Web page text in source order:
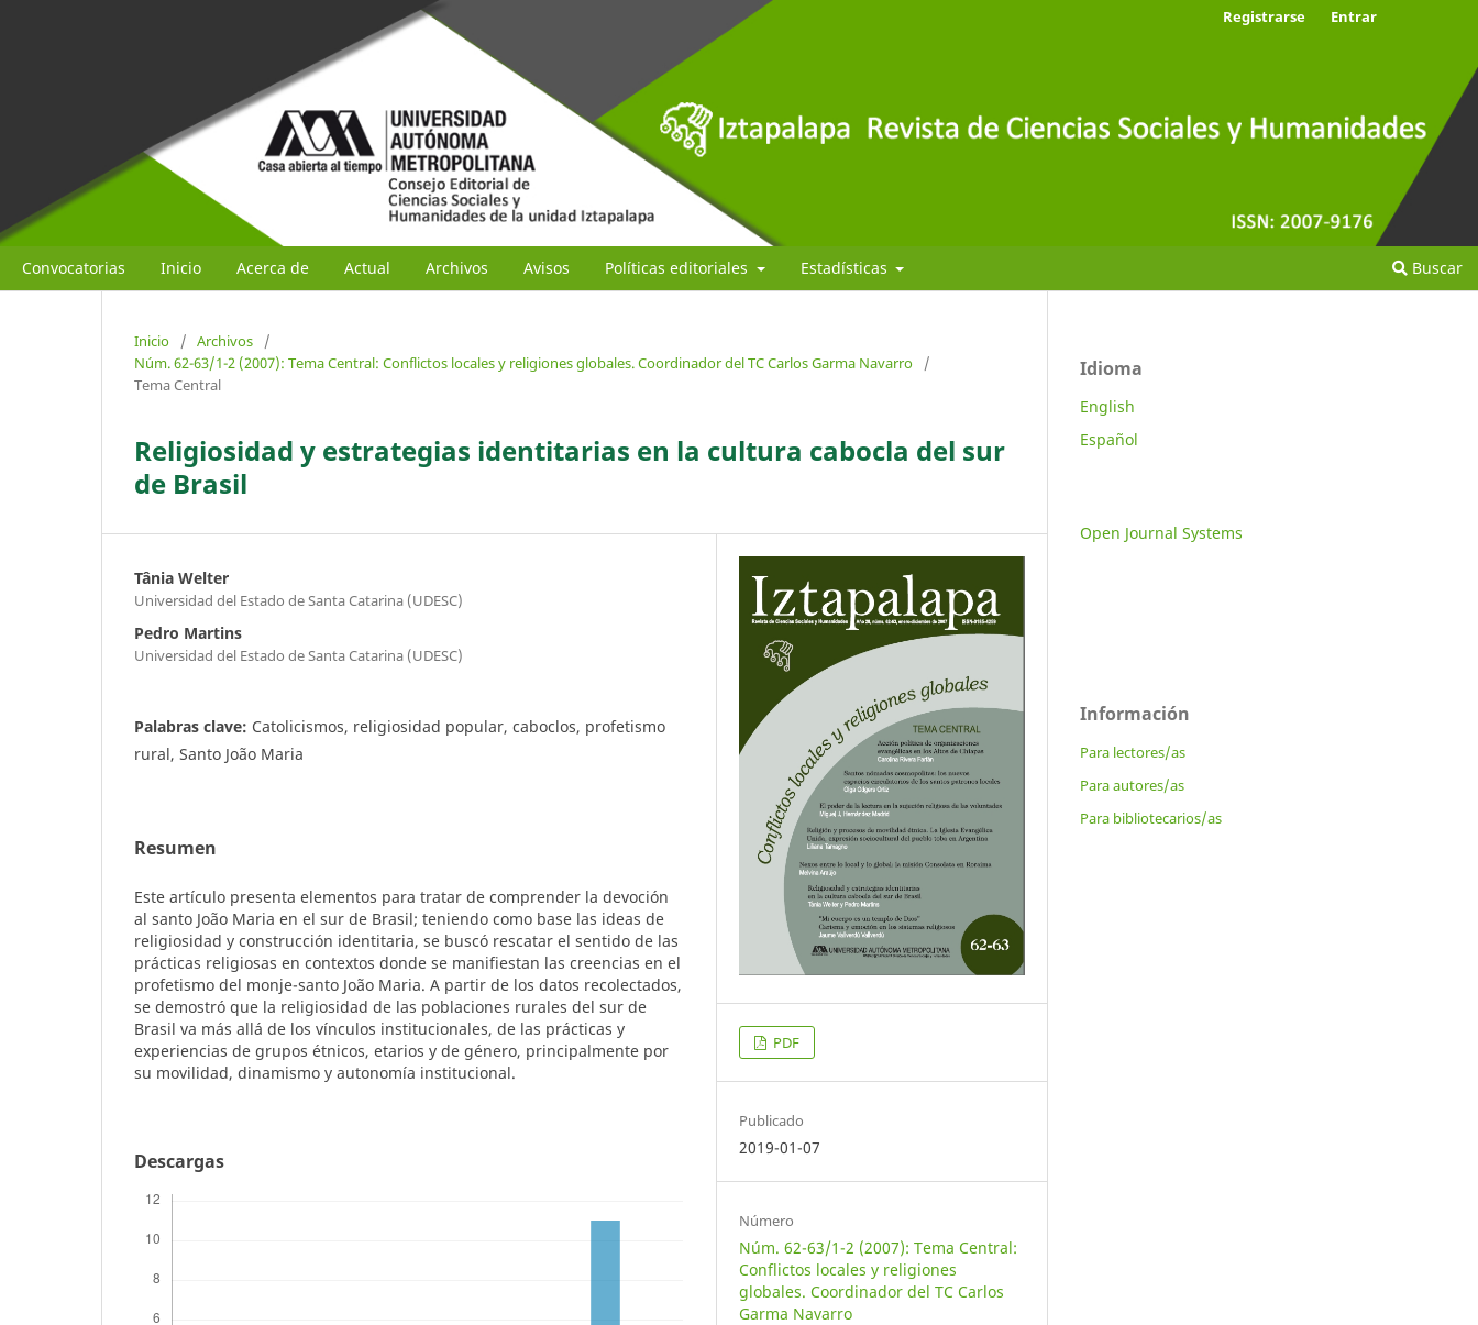
Convocatorias Inicio Acerca de Actual Archivos Avisos Políticas editoriales Estadísticas Buscar
Registrarse Entrar
Inicio / Archivos
/
Núm. 62-63/1-2 (2007): Tema Central: Conflictos locales y religiones globales. Coordinador del TC Carlos Garma Navarro
/
Tema Central
Religiosidad y estrategias identitarias en la cultura cabocla del sur
de Brasil
Tânia Welter
Universidad del Estado de Santa Catarina (UDESC)
Pedro Martins
Universidad del Estado de Santa Catarina (UDESC)
Palabras clave: Catolicismos, religiosidad popular, caboclos, profetismo
rural, Santo João Maria
Resumen
Este artículo presenta elementos para tratar de comprender la devoción
al santo João Maria en el sur de Brasil; teniendo como base las ideas de
religiosidad y construcción identitaria, se buscó rescatar el sentido de las
prácticas religiosas en contextos donde se manifiestan las creencias en el
profetismo del monje-santo João Maria. A partir de los datos recolectados,
se demostró que la religiosidad de las poblaciones rurales del sur de
Brasil va más allá de los vínculos institucionales, de las prácticas y
experiencias de grupos étnicos, etarios y de género, principalmente por
su movilidad, dinamismo y autonomía institucional.
Descargas
PDF
Publicado
2019-01-07
Número
Núm. 62-63/1-2 (2007): Tema Central:
Conflictos locales y religiones
globales. Coordinador del TC Carlos
Garma Navarro
Idioma
English
Español
Open Journal Systems
Información
Para lectores/as
Para autores/as
Para bibliotecarios/as